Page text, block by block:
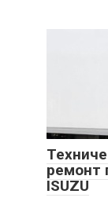
ремонт
ISUZU